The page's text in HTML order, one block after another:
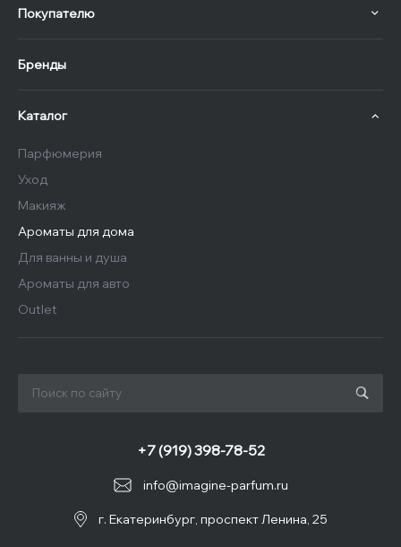
Покупателю
Бренды
Каталог
Парфюмерия
Уход
Макияж
Ароматы для дома
Для ванны и душа
Ароматы для авто
Outlet
info@imagine-parfum.ru
+7 (919) 398-78-52
г. Екатеринбург, проспект Ленина, 25